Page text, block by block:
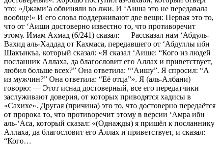
это: «Джами’а обвиняли во лжи. И ‘Аиша это не передавала
вообще!» И его слова поддерживают две вещи: Первая это то,
что от ‘Аиши достоверно известно то, что противоречит
этому. Имам Ахмад (6/241) сказал: — Рассказал нам ‘Абдуль-
Вахид аль-Хаддад от Кахмаса, передавшего от ‘Абдуллы ибн
Шакъикъа, который сказал: «Я сказал ‘Аише: “Кого из людей
посланник Аллаха, да благословит его Аллах и приветствует,
любил больше всех?” Она ответила: “‘Аишу”. Я спросил: “А
из мужчин?” Она ответила: “Её отца”». Я (аль-Албани)
говорю: — Этот иснад достоверный, все его передатчики
заслуживают доверия, от которых приводятся хадисы в
«Сахихе». Другая (причина) это то, что достоверно передаётся
от пророка то, что противоречит этому в версии ‘Амра ибн
аль-‘Аса, который сказал: «(Однажды) я пришёл к посланнику
Аллаха, да благословит его Аллах и приветствует, и сказал:
“Кого…